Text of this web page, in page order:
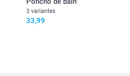
3 variantes
33,99